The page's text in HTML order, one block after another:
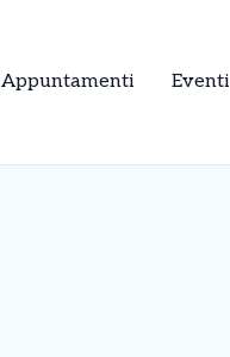
Appuntamenti Eventi